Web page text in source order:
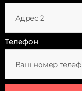
Телефон